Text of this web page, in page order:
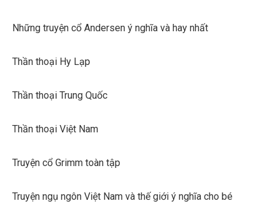
Những truyện cổ Andersen ý nghĩa và hay nhất
Thần thoại Hy Lạp
Thần thoại Trung Quốc
Thần thoại Việt Nam
Truyện cổ Grimm toàn tập
Truyện ngụ ngôn Việt Nam và thế giới ý nghĩa cho bé